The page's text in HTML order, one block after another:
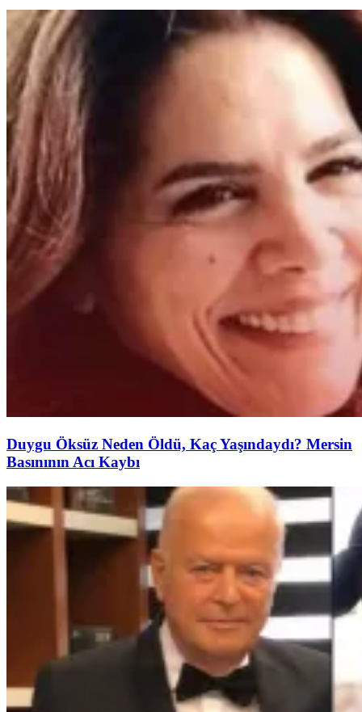
Duygu Öksüz Neden Öldü, Kaç Yaşındaydı? Mersin
Basınının Acı Kaybı